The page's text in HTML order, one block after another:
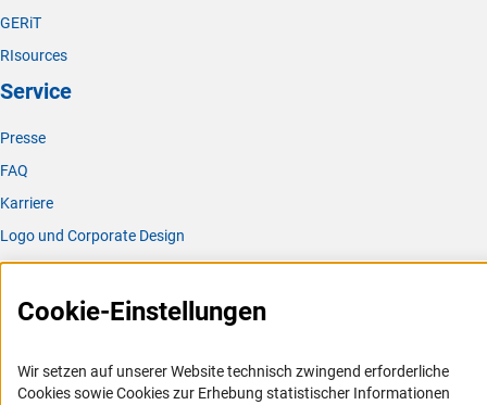
GERiT
RIsources
Service
Presse
FAQ
Karriere
Logo und Corporate Design
RSS-Feeds
Compliance
Barrierefreiheit
Cookie-Einstellungen
Wir setzen auf unserer Website technisch zwingend erforderliche
Cookies sowie Cookies zur Erhebung statistischer Informationen